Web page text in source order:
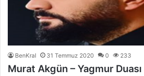
BenKral 31 Temmuz 2020 0 233
Murat Akgün – Yagmur